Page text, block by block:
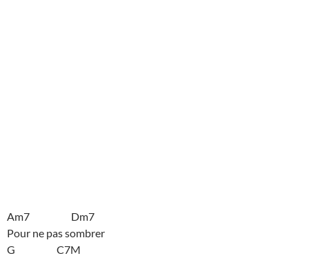
Am7 Dm7
Pour ne pas sombrer
G C7M